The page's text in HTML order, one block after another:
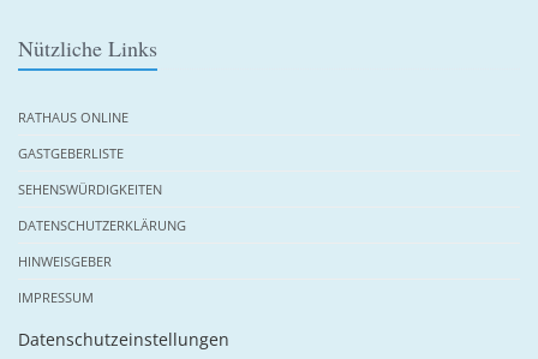
Nützliche Links
RATHAUS ONLINE
GASTGEBERLISTE
SEHENSWÜRDIGKEITEN
DATENSCHUTZERKLÄRUNG
HINWEISGEBER
IMPRESSUM
Datenschutzeinstellungen